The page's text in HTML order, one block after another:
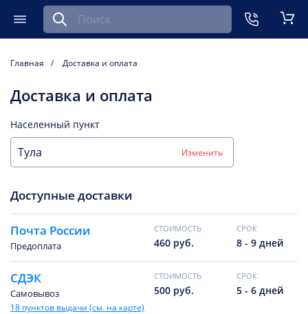
Меню
Найти запчасть для мобильного устройства
Главная Доставка и оплата
Доставка и оплата
Населенный пункт
Изменить
Доступные доставки
Почта России
Предоплата
CТОИМОСТЬ
460 руб.
CРОК
8 - 9 дней
СДЭК
Самовывоз
CТОИМОСТЬ
500 руб.
CРОК
5 - 6 дней
18 пунктов выдачи (см. на карте)